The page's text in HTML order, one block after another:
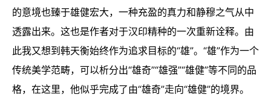
的意境也臻于雄健宏大，一种充盈的真力和静穆之气从中
透露出来。这也是作者对于汉印精种的一次重新诠释。由
此我又想到韩天衡始终作为追求目标的“雄”。“雄”作为一个
传统美学范畴，可以析分出“雄奇”“雄强”“雄健”等不同的品
格，在这里，他似乎完成了由“雄奇”走向“雄健”的境界。